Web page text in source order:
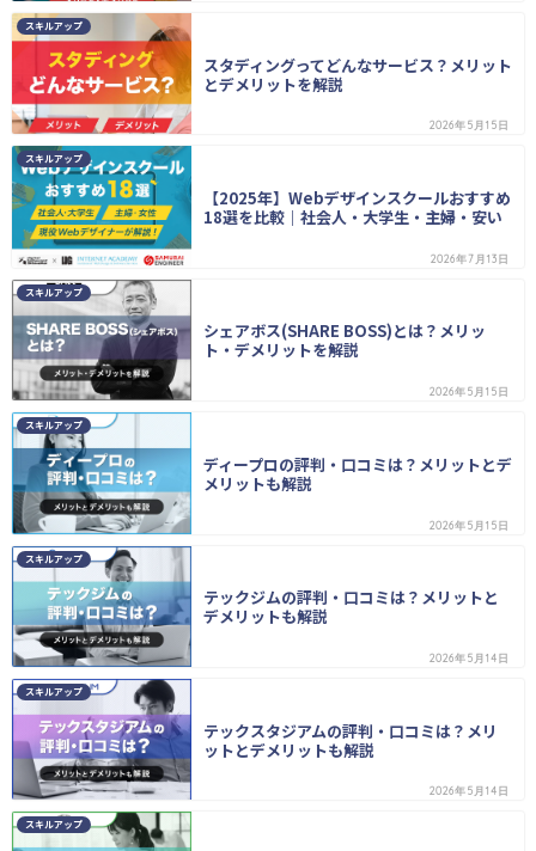
スキルアップ
スタディングってどんなサービス？メリット
とデメリットを解説
2026年5月15日
スキルアップ
【2025年】Webデザインスクールおすすめ
18選を比較｜社会人・大学生・主婦・安い
2026年7月13日
スキルアップ
シェアボス(SHARE BOSS)とは？メリッ
ト・デメリットを解説
2026年5月15日
スキルアップ
ディープロの評判・口コミは？メリットとデ
メリットも解説
2026年5月15日
スキルアップ
テックジムの評判・口コミは？メリットと
デメリットも解説
2026年5月14日
スキルアップ
テックスタジアムの評判・口コミは？メリ
ットとデメリットも解説
2026年5月14日
スキルアップ